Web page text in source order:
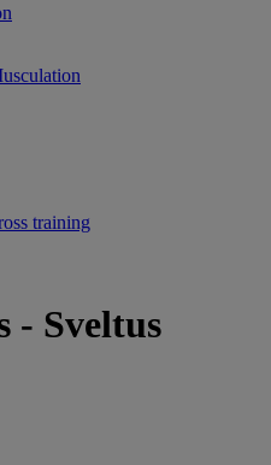
training
- Sveltus